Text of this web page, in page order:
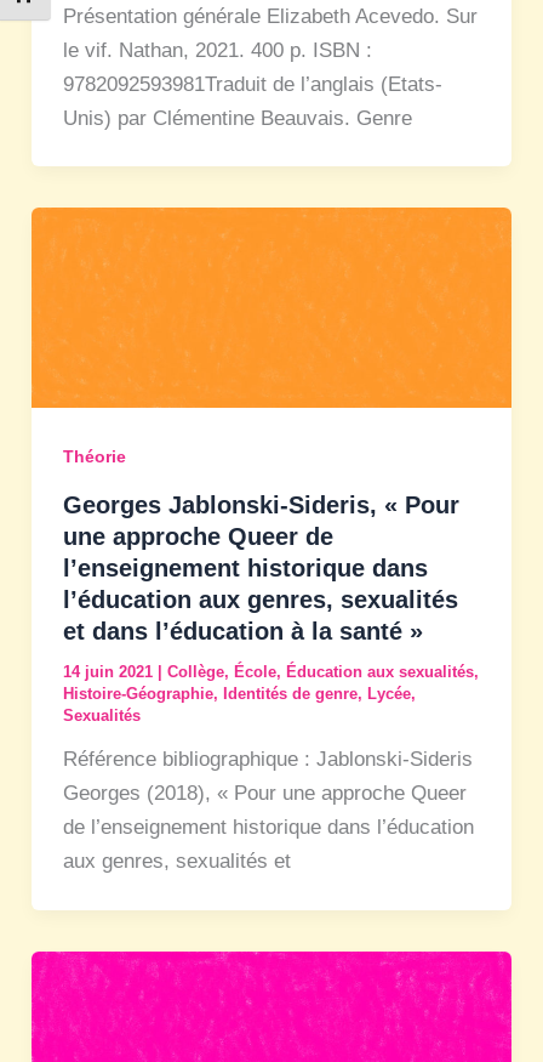
Présentation générale Elizabeth Acevedo. Sur
le vif. Nathan, 2021. 400 p. ISBN :
9782092593981Traduit de l’anglais (Etats-
Unis) par Clémentine Beauvais. Genre
Théorie
Georges Jablonski-Sideris, « Pour
une approche Queer de
l’enseignement historique dans
l’éducation aux genres, sexualités
et dans l’éducation à la santé »
14 juin 2021 Collège, École, Éducation aux sexualités,
Histoire-Géographie, Identités de genre, Lycée,
Sexualités
Référence bibliographique : Jablonski-Sideris
Georges (2018), « Pour une approche Queer
de l’enseignement historique dans l’éducation
aux genres, sexualités et